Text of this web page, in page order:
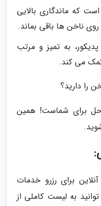
که ماندگاری بالایی
ناخن ها باقی بماند.
پدیکور، به تمیز و مرتب
می کند.
را دارید؟
حل برای شماست! همین
برای رزرو خدمات
به لیست کاملی از